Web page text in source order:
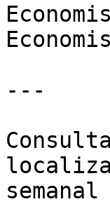
---
semanal